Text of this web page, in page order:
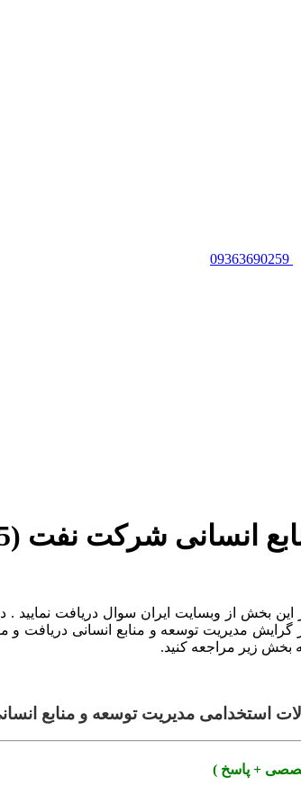
09363690259
انسانی شرکت نفت (1405)
این بخش از وبسایت ایران سوال دریافت نمایید .
مدیریت توسعه و منابع انسانی دریافت و
بخش زیر مراجعه کنید.
استخدامی مدیریت توسعه و منابع
+ پاسخ )